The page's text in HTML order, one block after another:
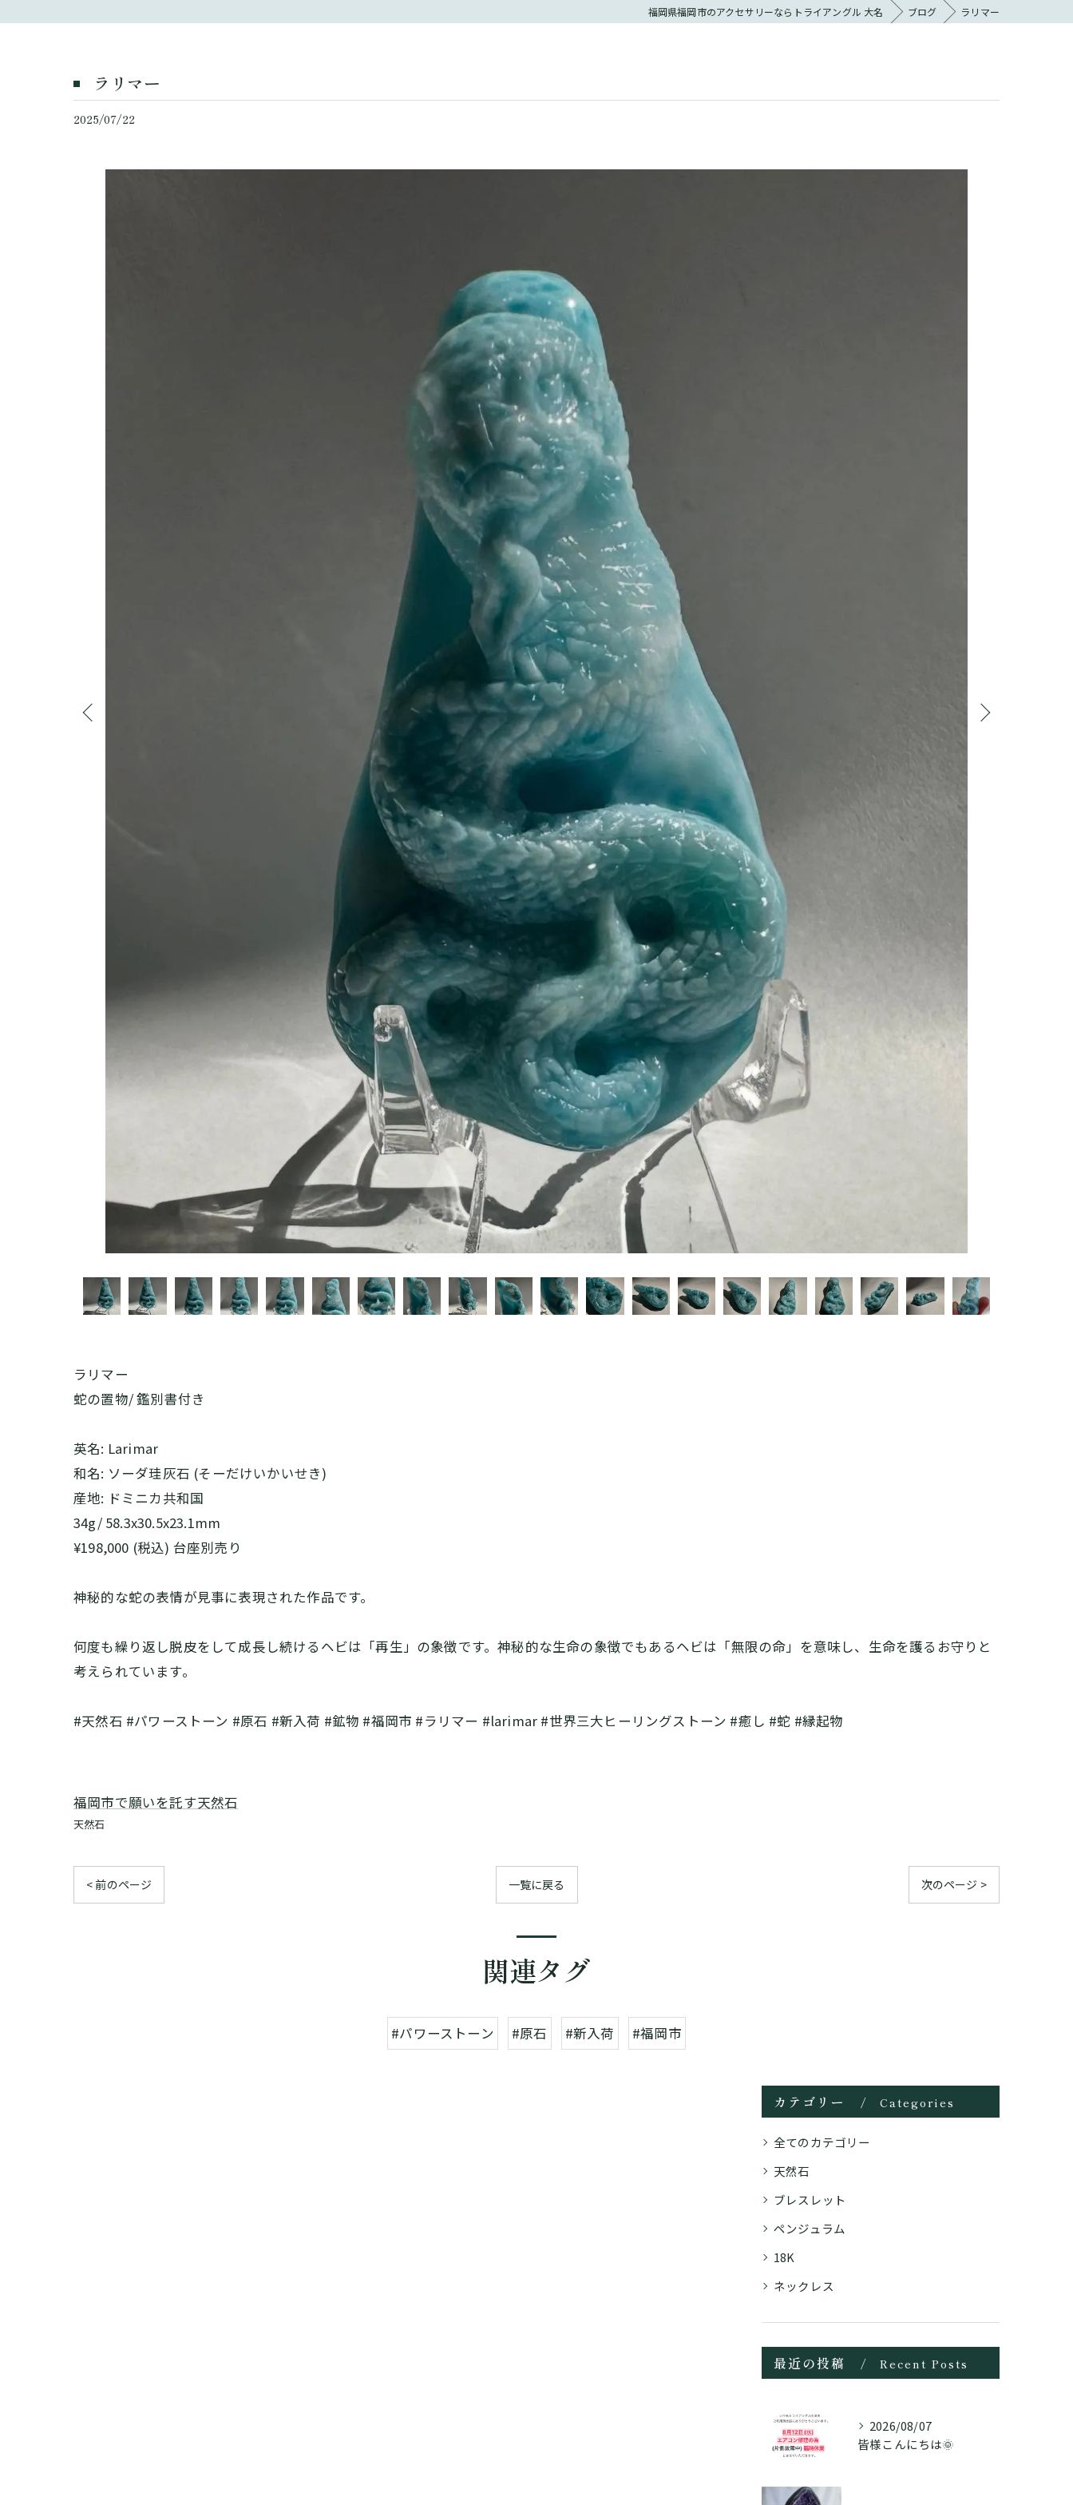
福岡県福岡市のアクセサリーならトライアングル 大名 ブログ ラリマー
ラリマー
2025/07/22
ラリマー
蛇の置物/ 鑑別書付き
英名: Larimar
和名: ソーダ珪灰石 (そーだけいかいせき)
産地: ドミニカ共和国
34g/ 58.3x30.5x23.1mm
¥198,000 (税込) 台座別売り
神秘的な蛇の表情が見事に表現された作品です。
何度も繰り返し脱皮をして成長し続けるヘビは「再生」の象徴です。神秘的な生命の象徴でもあるヘビは「無限の命」を意味し、生命を護るお守りと
考えられています。
#天然石 #パワーストーン #原石 #新入荷 #鉱物 #福岡市 #ラリマー #larimar #世界三大ヒーリングストーン #癒し #蛇 #縁起物
福岡市で願いを託す天然石
天然石
< 前のページ 一覧に戻る 次のページ >
関連タグ
#パワーストーン #原石 #新入荷 #福岡市
カテゴリー Categories
全てのカテゴリー
天然石
ブレスレット
ペンジュラム
18K
ネックレス
最近の投稿 Recent Posts
2026/08/07
皆様こんにちは🌞